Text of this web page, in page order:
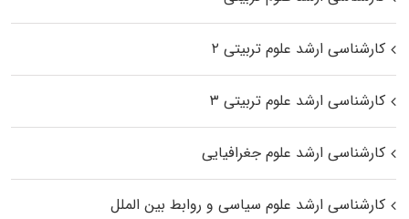
کارشناسی ارشد علوم تربیتی ۲
کارشناسی ارشد علوم تربیتی ۳
کارشناسی ارشد علوم جغرافیایی
کارشناسی ارشد علوم سیاسی و روابط بین الملل